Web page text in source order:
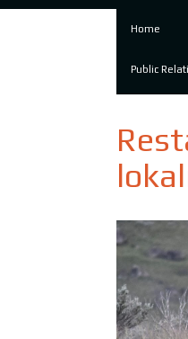
Home
Public